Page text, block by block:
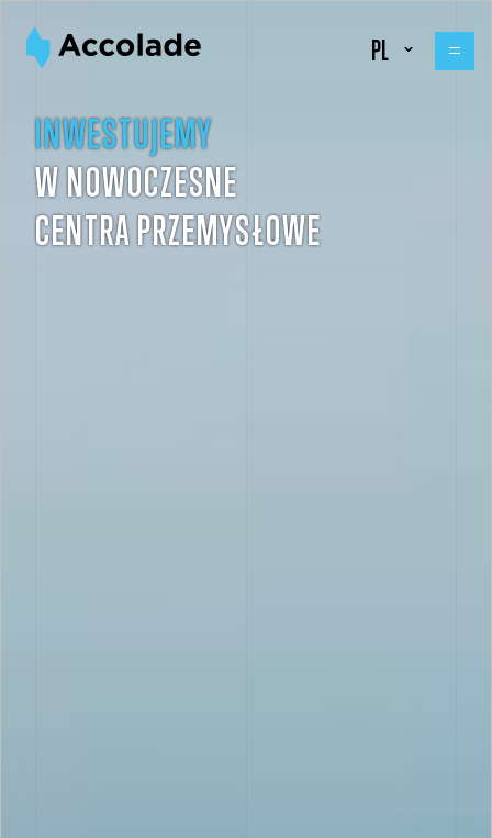
PL
INWESTUJEMY
W NOWOCZESNE
CENTRA PRZEMYSŁOWE